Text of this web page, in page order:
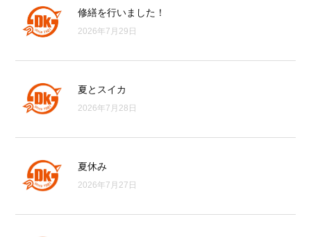
修繕を行いました！
2026年7月29日
夏とスイカ
2026年7月28日
夏休み
2026年7月27日